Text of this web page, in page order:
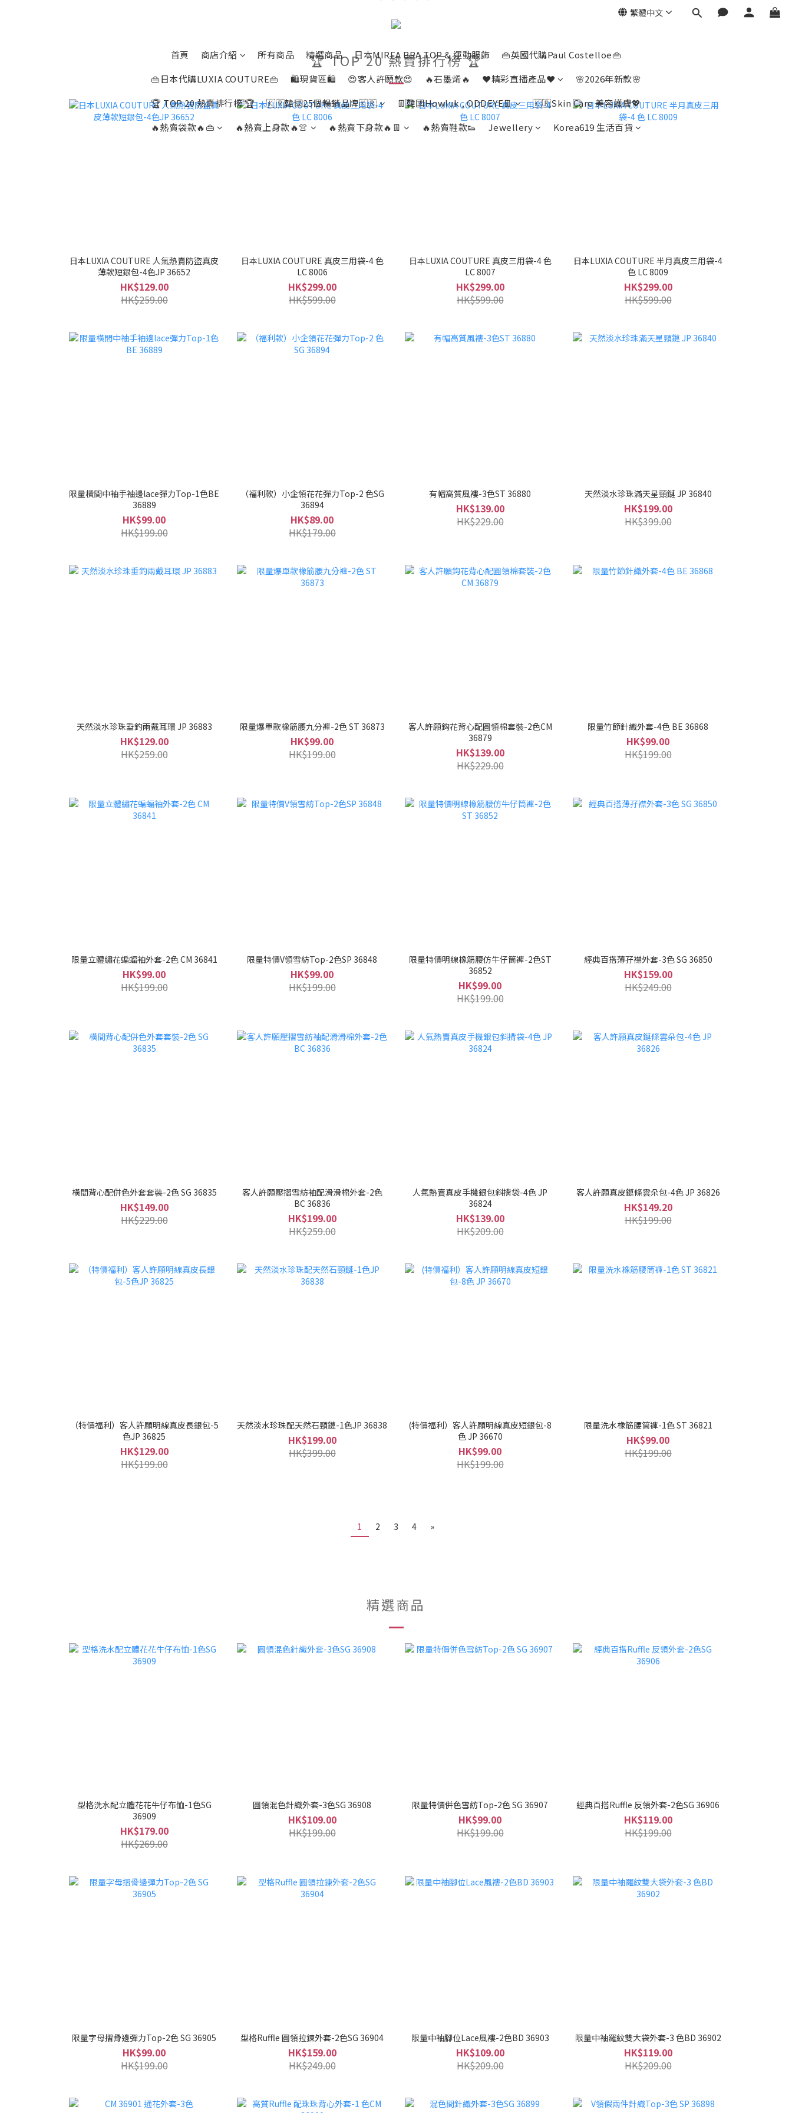
繁體中文
首頁 商店介紹 所有商品 精選商品 日本MIREA BRA TOP & 運動服飾
👜英國代購Paul Costelloe👜
👜日本代購LUXIA COUTURE👜
🛍️現貨區🛍️ 😍客人許願款😍 🔥石墨烯🔥 ❤️精彩直播產品❤️
🌸2026年新款🌸
🏆 TOP 20 熱賣排行榜 🏆
🇰🇷韓國25個暢銷品牌🇰🇷 👖韓國Howluk , ODDEYE👖
🇰🇷Skin Care 美容護膚💖
🔥熱賣袋款🔥👜
🔥熱賣上身款🔥👚 🔥熱賣下身款🔥👖 🔥熱賣鞋款👟 Jewellery Korea619 生活百貨
🏆 TOP 20 熱賣排行榜 🏆
日本LUXIA COUTURE 人氣熱賣防盜真皮
薄款短銀包-4色JP 36652
HK$129.00
HK$259.00
日本LUXIA COUTURE 真皮三用袋-4 色
LC 8006
HK$299.00
HK$599.00
日本LUXIA COUTURE 真皮三用袋-4 色
LC 8007
HK$299.00
HK$599.00
日本LUXIA COUTURE 半月真皮三用袋-4
色 LC 8009
HK$299.00
HK$599.00
限量橫間中袖手袖邊lace彈力Top-1色BE
36889
HK$99.00
HK$199.00
（福利款）小企領花花彈力Top-2 色SG
36894
HK$89.00
HK$179.00
有帽高質風褸-3色ST 36880
HK$139.00
HK$229.00
天然淡水珍珠滿天星頸鏈 JP 36840
HK$199.00
HK$399.00
天然淡水珍珠垂釣兩戴耳環 JP 36883
HK$129.00
HK$259.00
限量爆單款橡筋腰九分褲-2色 ST 36873
HK$99.00
HK$199.00
客人許願鈎花背心配圓領棉套裝-2色CM
36879
HK$139.00
HK$229.00
限量竹節針織外套-4色 BE 36868
HK$99.00
HK$199.00
限量立體繡花蝙蝠袖外套-2色 CM 36841
HK$99.00
HK$199.00
限量特價V領雪紡Top-2色SP 36848
HK$99.00
HK$199.00
限量特價明線橡筋腰仿牛仔筒褲-2色ST
36852
HK$99.00
HK$199.00
經典百搭薄孖襟外套-3色 SG 36850
HK$159.00
HK$249.00
橫間背心配併色外套套裝-2色 SG 36835
HK$149.00
HK$229.00
客人許願壓摺雪紡袖配滑滑棉外套-2色
BC 36836
HK$199.00
HK$259.00
人氣熱賣真皮手機銀包斜揹袋-4色 JP
36824
HK$139.00
HK$209.00
客人許願真皮鏈條雲朵包-4色 JP 36826
HK$149.20
HK$199.00
（特價福利）客人許願明線真皮長銀包-5
色JP 36825
HK$129.00
HK$199.00
天然淡水珍珠配天然石頸鏈-1色JP 36838
HK$199.00
HK$399.00
(特價福利）客人許願明線真皮短銀包-8
色 JP 36670
HK$99.00
HK$199.00
限量洗水橡筋腰筒褲-1色 ST 36821
HK$99.00
HK$199.00
1 2 3 4 »
精選商品
型格洗水配立體花花牛仔布恤-1色SG
36909
HK$179.00
HK$269.00
圓領混色針織外套-3色SG 36908
HK$109.00
HK$199.00
限量特價併色雪紡Top-2色 SG 36907
HK$99.00
HK$199.00
經典百搭Ruffle 反領外套-2色SG 36906
HK$119.00
HK$199.00
限量字母摺骨邊彈力Top-2色 SG 36905
HK$99.00
HK$199.00
型格Ruffle 圓領拉鍊外套-2色SG 36904
HK$159.00
HK$249.00
限量中袖腳位Lace風褸-2色BD 36903
HK$109.00
HK$209.00
限量中袖羅紋雙大袋外套-3 色BD 36902
HK$119.00
HK$209.00